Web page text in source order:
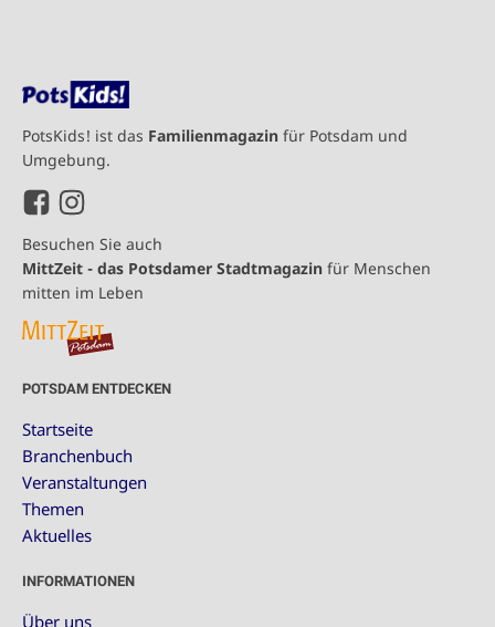
PotsKids! ist das Familienmagazin für Potsdam und
Umgebung.
Besuchen Sie auch
MittZeit - das Potsdamer Stadtmagazin für Menschen
mitten im Leben
POTSDAM ENTDECKEN
Startseite
Branchenbuch
Veranstaltungen
Themen
Aktuelles
INFORMATIONEN
Über uns